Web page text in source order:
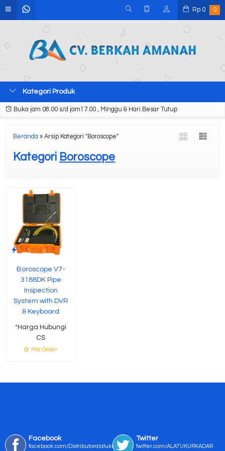
Rp 0 0
Kategori Produk
Buka jam 08.00 s/d jam17.00 , Minggu & Hari Besar Tutup
Beranda » Arsip Kategori "Boroscope"
Kategori Boroscope
Boroscope V7-
3188DK Pipe
Inspection
System with DVR
& Keyboard
*Harga Hubungi
CS
Pre Order
Facebook
facebook.com/Distributoralatukur
Twitter
twitter.com/ALATUKURKADAR